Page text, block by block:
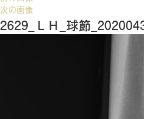
次の画像
2629_ＬＨ_球節